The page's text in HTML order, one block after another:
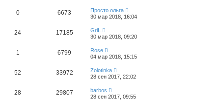
0 6673
Просто ольга
30 мар 2018, 16:04
24 17185
GriL
30 мар 2018, 09:20
1 6799
Rose
04 мар 2018, 15:15
52 33972
Zolotinka
28 сен 2017, 22:02
28 29807
barbos
28 сен 2017, 09:55